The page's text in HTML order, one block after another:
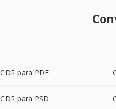
CDR para PDF
CDR para PSD